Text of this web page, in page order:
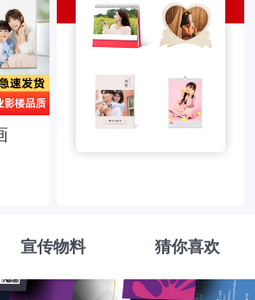
宣传物料 猜你喜欢